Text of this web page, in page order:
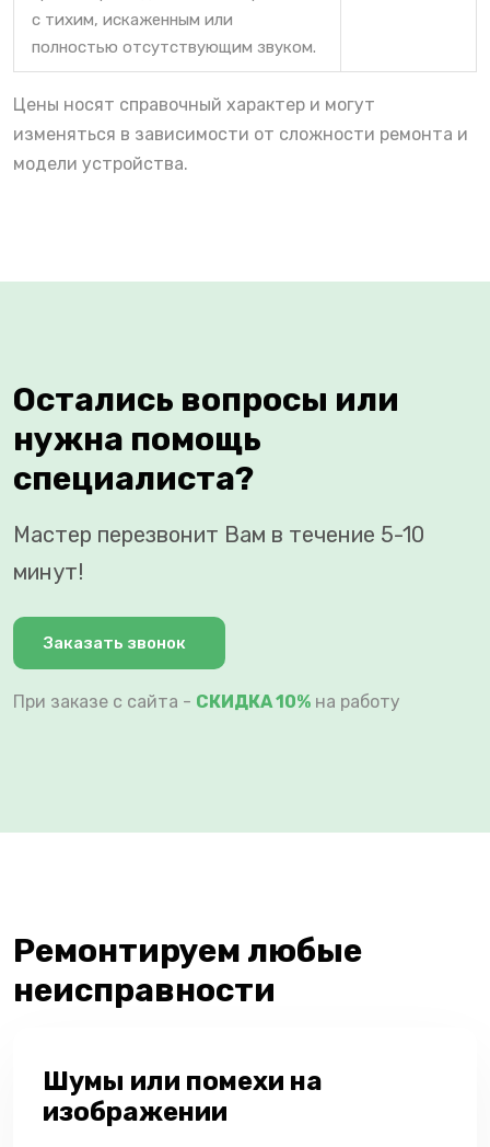
с тихим, искаженным или
полностью отсутствующим звуком.
Цены носят справочный характер и могут
изменяться в зависимости от сложности ремонта и
модели устройства.
Остались вопросы или
нужна помощь
специалиста?
Мастер перезвонит Вам в течение 5-10
минут!
Заказать звонок
При заказе с сайта - СКИДКА 10% на работу
Ремонтируем любые
неисправности
Шумы или помехи на
изображении